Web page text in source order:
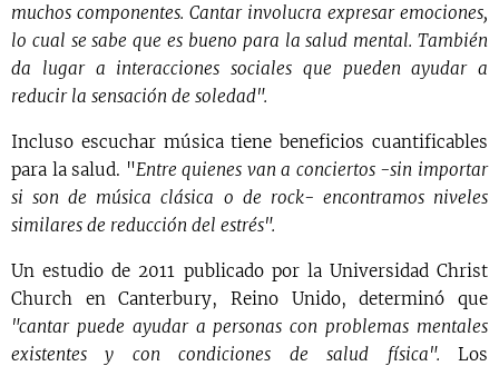
muchos componentes. Cantar involucra expresar emociones,
lo cual se sabe que es bueno para la salud mental. También
da lugar a interacciones sociales que pueden ayudar a
reducir la sensación de soledad".
Incluso escuchar música tiene beneficios cuantificables
para la salud. "Entre quienes van a conciertos -sin importar
si son de música clásica o de rock- encontramos niveles
similares de reducción del estrés".
Un estudio de 2011 publicado por la Universidad Christ
Church en Canterbury, Reino Unido, determinó que
"cantar puede ayudar a personas con problemas mentales
existentes y con condiciones de salud física". Los